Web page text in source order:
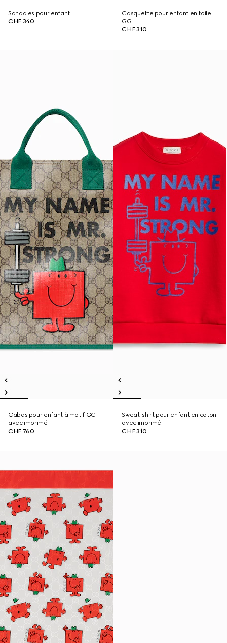
Sandales pour enfant
CHF 340
Casquette pour enfant en toile
GG
CHF 310
Cabas pour enfant à motif GG
avec imprimé
CHF 760
Sweat-shirt pour enfant en coton
avec imprimé
CHF 310